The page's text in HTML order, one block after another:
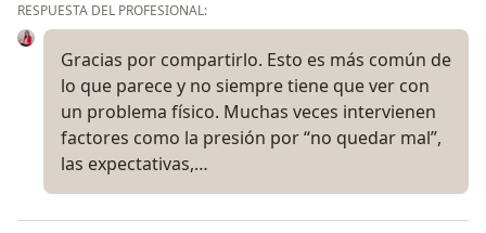
RESPUESTA DEL PROFESIONAL:
Gracias por compartirlo. Esto es más común de
lo que parece y no siempre tiene que ver con
un problema físico. Muchas veces intervienen
factores como la presión por “no quedar mal”,
las expectativas,…